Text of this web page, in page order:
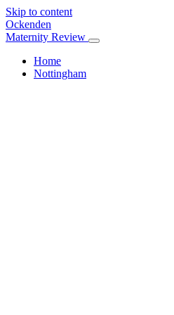
Skip to content
Ockenden
Maternity Review
Home
Nottingham